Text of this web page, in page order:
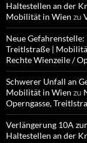
Haltestellen an der
Mobilität in Wien zu
Neue Gefahrenstelle:
Treitlstraße |
Rechte Wienzeile /
Schwerer Unfall an
Mobilität in Wien zu
Operngasse,
Verlängerung 10A
Haltestellen an der